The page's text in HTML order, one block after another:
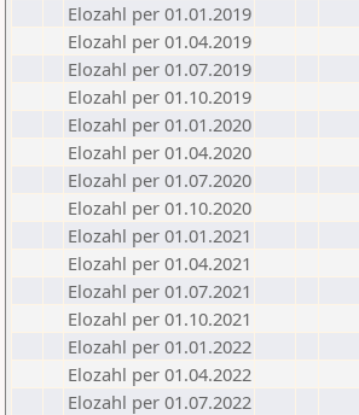
Elozahl per 01.01.2019
Elozahl per 01.04.2019
Elozahl per 01.07.2019
Elozahl per 01.10.2019
Elozahl per 01.01.2020
Elozahl per 01.04.2020
Elozahl per 01.07.2020
Elozahl per 01.10.2020
Elozahl per 01.01.2021
Elozahl per 01.04.2021
Elozahl per 01.07.2021
Elozahl per 01.10.2021
Elozahl per 01.01.2022
Elozahl per 01.04.2022
Elozahl per 01.07.2022